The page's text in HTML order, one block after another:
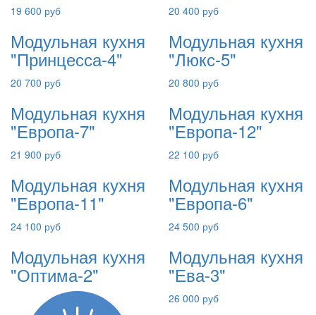
19 600 руб 20 400 руб
Модульная кухня
"Принцесса-4"
20 700 руб
Модульная кухня
"Люкс-5"
20 800 руб
Модульная кухня
"Европа-7"
21 900 руб
Модульная кухня
"Европа-12"
22 100 руб
Модульная кухня
"Европа-11"
24 100 руб
Модульная кухня
"Европа-6"
24 500 руб
Модульная кухня
"Оптима-2"
Модульная кухня
"Ева-3"
26 000 руб